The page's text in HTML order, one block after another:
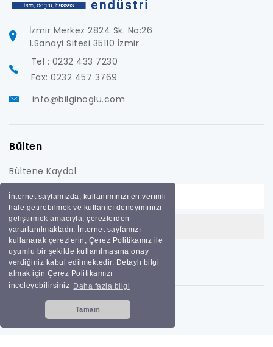
İnternet sayfamızda, kullanımınızı en verimli
hale getirebilmek ve kullanıcı deneyiminizi
geliştirmek amacıyla; çerezlerden
yararlanılmaktadır. İnternet sayfamızı
kullanarak çerezlerin, Çerez Politikamız ile
uyumlu bir şekilde kullanılmasına onay
verdiğiniz kabul edilmektedir. Detaylı bilgi
almak için Çerez Politikamızı
inceleyebilirsiniz Daha fazla bilgi
Tamam
İzmir Merkez 2824 Sk. No:26
1.Sanayi Sitesi 35110 İzmir
Tel : 0232 433 7230
Fax: 0232 457 3769
info@bilginoglu.com
Bülten
Bültene Kaydol